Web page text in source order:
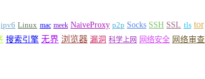
ipv6 Linux mac meek NaiveProxy p2p Socks SSH SSL tls tor
搜索引擎 无界 浏览器 漏洞 科学上网 网络安全 网络审查